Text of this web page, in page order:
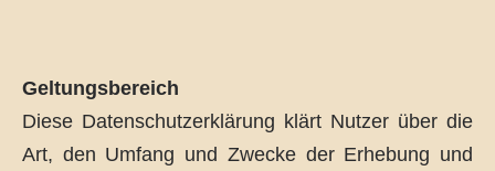
Geltungsbereich
Diese Datenschutzerklärung klärt Nutzer über die
Art, den Umfang und Zwecke der Erhebung und